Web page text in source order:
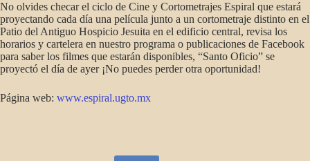
No olvides checar el ciclo de Cine y Cortometrajes Espiral que estará
proyectando cada día una película junto a un cortometraje distinto en el
Patio del Antiguo Hospicio Jesuita en el edificio central, revisa los
horarios y cartelera en nuestro programa o publicaciones de Facebook
para saber los filmes que estarán disponibles, “Santo Oficio” se
proyectó el día de ayer ¡No puedes perder otra oportunidad!
Página web: www.espiral.ugto.mx